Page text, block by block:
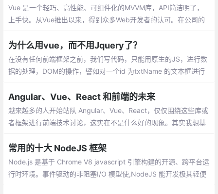
Vue 是一个轻巧、高性能、可组件化的MVVM库，API简洁明了，
上手快。从Vue推出以来，得到众多Web开发者的认可。在公司的
并投入正式使用
为什么用vue，而不用Jquery了？
在没有任何前端框架之前，我们写代码，只能用原生的JS，进行数
据的处理，DOM的操作，譬如对一个id 为txtName 的文本框进行
就是金钱的年代，显然不是很好的方式。
Angular、Vue、React 和前端的未来
越来越多的人开始站队 Angular、Vue、React，仅仅围绕这些库或
者框架进行前端技术讨论，这实在不是什么好的现象。其实我想基
量，消除一些我个人认为的前端社区不太好的风气。
常用的十大 NodeJS 框架
Node.js 是基于 Chrome V8 javascript 引擎构建的开源、跨平台运
行时环境。事件驱动的非阻塞I/O 模型使,NodeJS 能开发极其轻便